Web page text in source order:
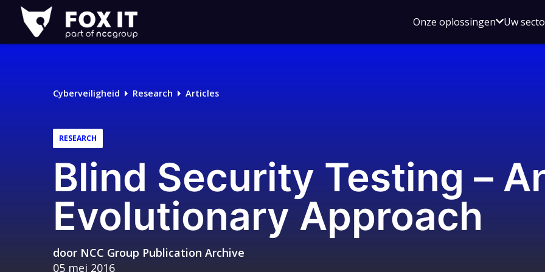
Fox-
IT
Onze oplossingenOpen
voor
Uw
Cyberveiligheid Research Articles
RESEARCH
Blind Security Testing –
Evolutionary Approach
door NCC Group Publication Archive
05 mei 2016